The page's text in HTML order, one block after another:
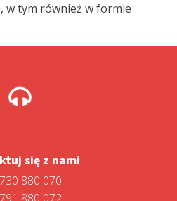
w tym również w formie
się z nami
880 070